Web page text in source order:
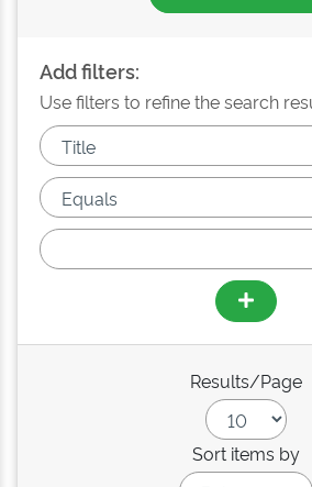
Add filters:
Use filters to refine the search
Results/Page
Sort items by